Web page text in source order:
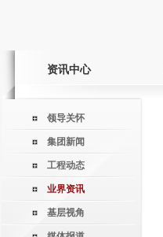
资讯中心
领导关怀
集团新闻
工程动态
业界资讯
基层视角